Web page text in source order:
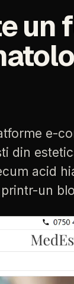
un
e-
din
acid
printr-un